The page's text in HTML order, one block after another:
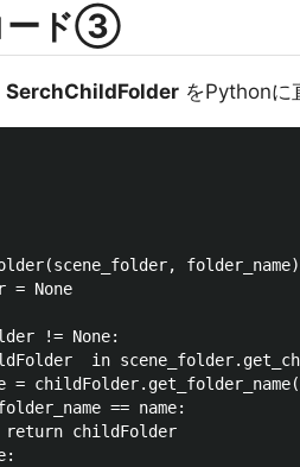
ード③
SerchChildFolder をPythonに
= None
!= None:
in
=
== name:
childFolder